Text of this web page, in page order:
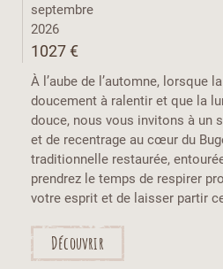
septembre
2026
1027 €
À l’aube de l’automne, lorsque
doucement à ralentir et que la
douce, nous vous invitons à un
et de recentrage au cœur du
traditionnelle restaurée,
prendrez le temps de respirer
votre esprit et de laisser partir
Découvrir